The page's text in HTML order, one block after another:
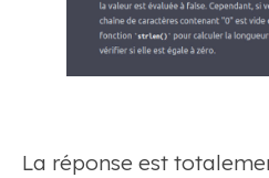
La réponse est